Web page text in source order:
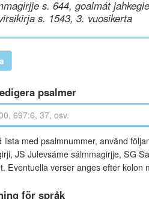
s. 644, goalmát
s. 1543, 3. vuosikerta
psalmer
lista med psalmnummer, använd
JS Julevsáme sálmmagirjje, SG
Eventuella verser anges efter kolon
för språk